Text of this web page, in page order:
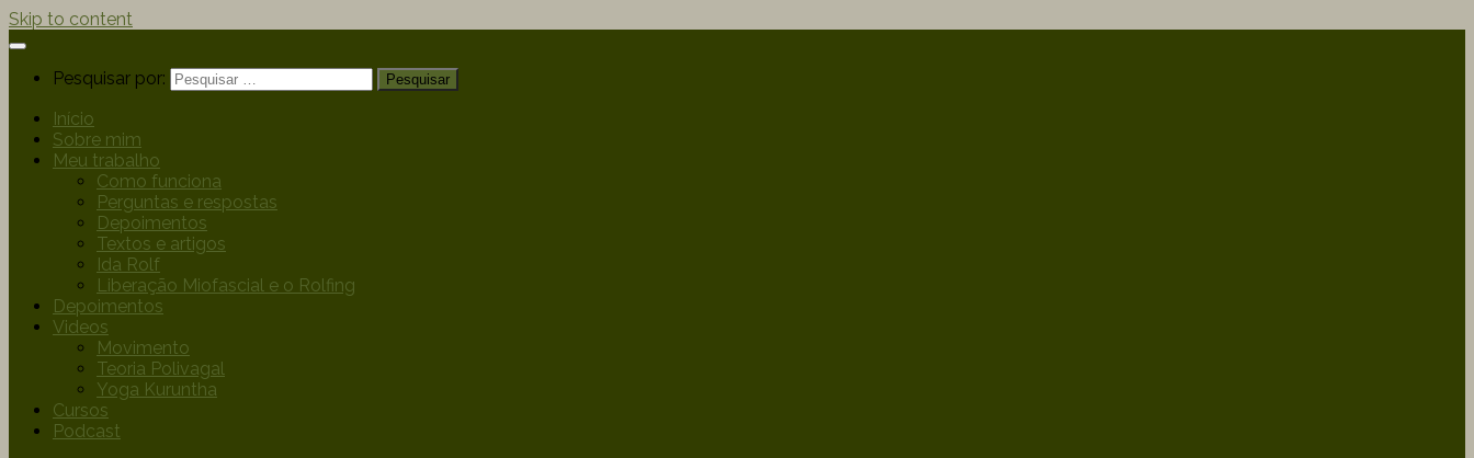
Skip to content
Pesquisar por:
Início
Sobre mim
Meu trabalho
Como funciona
Perguntas e respostas
Depoimentos
Textos e artigos
Ida Rolf
Liberação Miofascial e o Rolfing
Depoimentos
Videos
Movimento
Teoria Polivagal
Yoga Kuruntha
Cursos
Podcast